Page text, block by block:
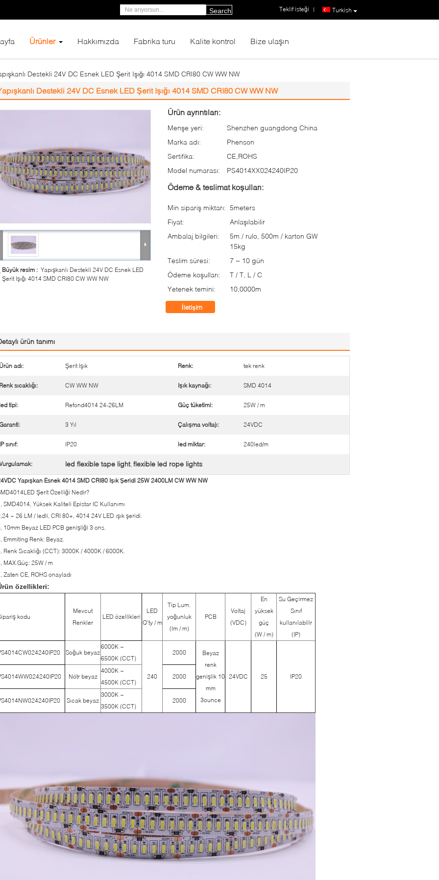
Turkish
Teklif isteği |
Search
Ürünler Hakkımızda Fabrika turu Kalite kontrol Bize ulaşın
Destekli 24V DC Esnek LED Şerit Işığı 4014 SMD CRI80 CW WW NW
Destekli 24V DC Esnek LED Şerit Işığı 4014 SMD CRI80 CW WW NW
Büyük resim : Yapışkanlı Destekli 24V DC Esnek LED
Şerit Işığı 4014 SMD CRI80 CW WW NW
Ürün ayrıntıları:
Menşe yeri:
Shenzhen guangdong China
Marka adı:
Phenson
Sertifika:
CE,ROHS
Model numarası:
PS4014XX024240IP20
Ödeme & teslimat koşulları:
Min sipariş miktarı: 5meters
Fiyat:
Anlaşılabilir
Ambalaj bilgileri:
5m / rulo, 500m / karton GW
15kg
Teslim süresi:
7 ~ 10 gün
Ödeme koşulları:
T / T, L / C
Yetenek temini:
10,0000m
İletişim
ürün tanımı
Ürün adı: Şerit Işık Renk: tek renk
Renk sıcaklığı: CW WW NW Işık kaynağı: SMD 4014
led tipi: Refond4014 24-26LM Güç tüketimi: 25W / m
3 Yıl Çalışma voltajı: 24VDC
IP sınıf: IP20 led miktar: 240led/m
led flexible tape light, flexible led rope lights
Yapışkan Esnek 4014 SMD CRI80 Işık Şeridi 25W 2400LM CW WW NW
Şerit Özelliği Nedir?
SMD4014, Yüksek Kaliteli Epistar IC Kullanımı
~ 26 LM / ledli, CRI 80+, 4014 24V LED ışık şeridi.
10mm Beyaz LED PCB genişliği 3 ons.
Emmiting Renk: Beyaz.
Renk Sıcaklığı (CCT): 3000K / 4000K / 6000K.
MAX.Güç: 25W / m
Zaten CE, ROHS onayladı
özellikleri:
kodu
Mevcut
Renkler
LED özellikleri
LED
Q'ty / m
Tip Lum.
yoğunluk
(lm / m)
PCB
Voltaj
(VDC)
En
yüksek
güç
(W / m)
Su Geçirmez
Sınıf
kullanılabilir
(IP)
Soğuk beyaz
6000K ~
6500K (CCT)
240
2000
Beyaz
renk
genişlik 10
mm
3ounce
24VDC 25 IP20
Nötr beyaz
4000K ~
4500K (CCT)
2000
Sıcak beyaz
3000K ~
3500K (CCT)
2000